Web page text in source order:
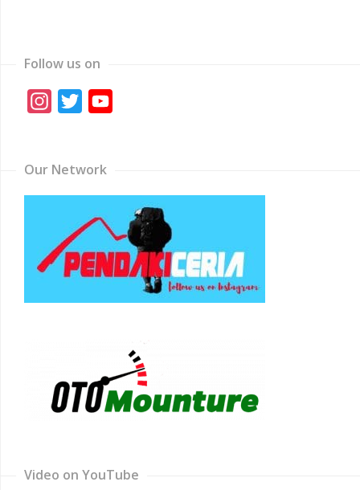
Follow us on
Instagram
Twitter
Our Network
Video on YouTube